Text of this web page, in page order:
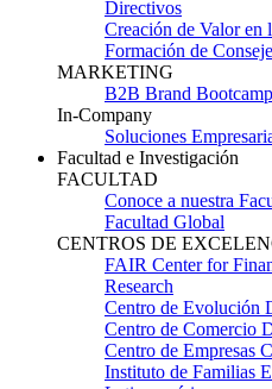
Directivos
Creación de Valor en
Formación de
MARKETING
B2B Brand Bootcamp
In-Company
Soluciones
Facultad e Investigación
FACULTAD
Conoce a nuestra
Facultad Global
CENTROS DE
FAIR Center for
Research
Centro de Evolución
Centro de Comercio
Centro de Empresas
Instituto de Familias